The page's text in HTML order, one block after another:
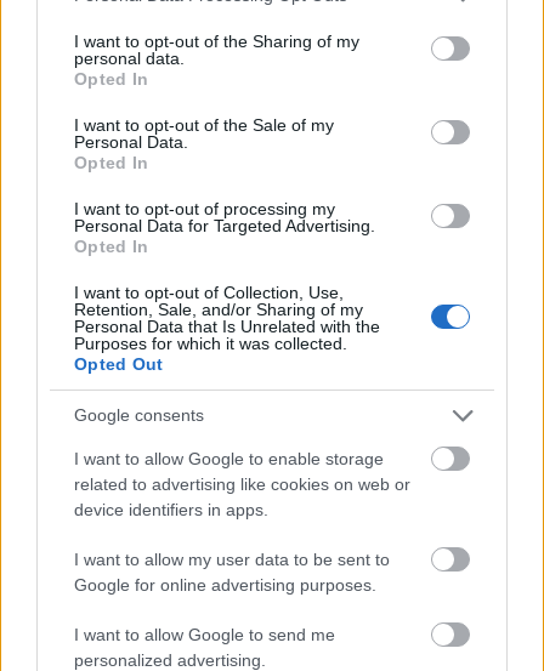
not limited to your visit or usage behaviour. You may click to
grant or deny consent to Google and its third-party tags to
use your data for below specified purposes in below Google
consent section.
I want to opt-out of the Sharing of my
personal data.
Opted In
I want to opt-out of the Sale of my
Personal Data.
Opted In
I want to opt-out of processing my
Personal Data for Targeted Advertising.
Opted In
I want to opt-out of Collection, Use,
Retention, Sale, and/or Sharing of my
Personal Data that Is Unrelated with the
Purposes for which it was collected.
Opted Out
Google consents
I want to allow Google to enable storage
related to advertising like cookies on web or
device identifiers in apps.
I want to allow my user data to be sent to
Google for online advertising purposes.
I want to allow Google to send me
personalized advertising.
coffinshaker•2019. november 06.
NRG) alapító Maya Bouldry-Morrison állítása szerint
a Resonant Body az eddigi legboldogabb albuma -
magazin 76. lapszámából.
Elektronikus zenék - határokat